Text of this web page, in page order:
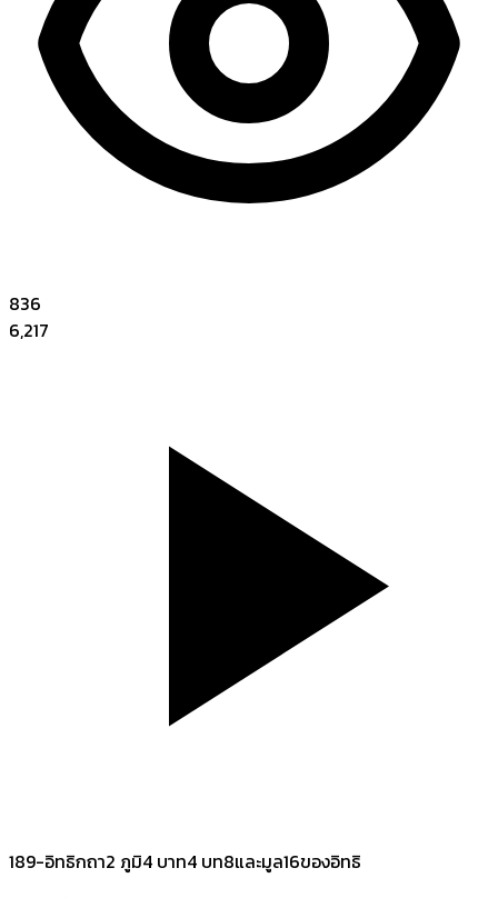
836
6,217
189-อิทธิกถา2 ภูมิ4 บาท4 บท8และมูล16ของอิทธิ